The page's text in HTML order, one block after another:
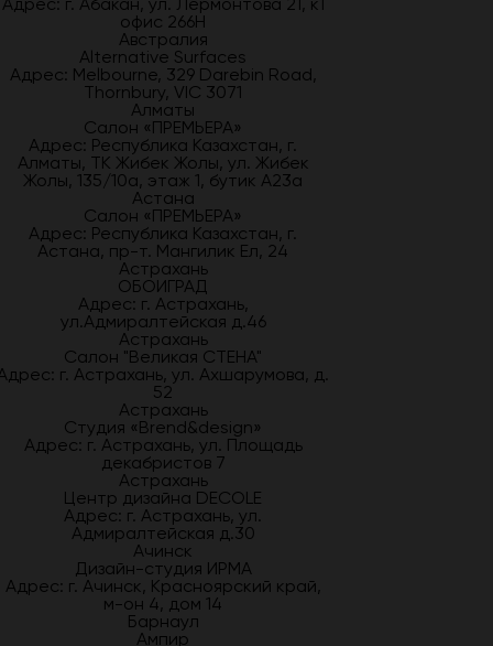
офис 266Н
Австралия
Alternative Surfaces
Адрес: Melbourne, 329 Darebin Road,
Thornbury, VIC 3071
Алматы
Салон «ПРЕМЬЕРА»
Адрес: Республика Казахстан, г.
Алматы, ТК Жибек Жолы, ул. Жибек
Жолы, 135/10а, этаж 1, бутик А23а
Астана
Салон «ПРЕМЬЕРА»
Адрес: Республика Казахстан, г.
Астана, пр-т. Мангилик Ел, 24
Астрахань
ОБОИГРАД
Адрес: г. Астрахань,
ул.Адмиралтейская д.46
Астрахань
Салон "Великая СТЕНА"
г. Астрахань, ул. Ахшарумова, д.
52
Астрахань
Студия «Brend&design»
Адрес: г. Астрахань, ул. Площадь
декабристов 7
Астрахань
Центр дизайна DECOLE
Адрес: г. Астрахань, ул.
Адмиралтейская д.30
Ачинск
Дизайн-студия ИРМА
Адрес: г. Ачинск, Красноярский край,
м-он 4, дом 14
Барнаул
Ампир